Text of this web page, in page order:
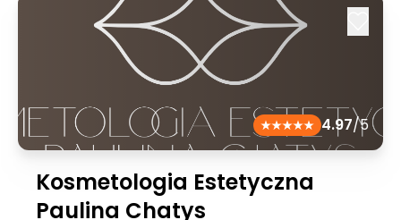
4.97/5
Kosmetologia Estetyczna
Paulina Chatys